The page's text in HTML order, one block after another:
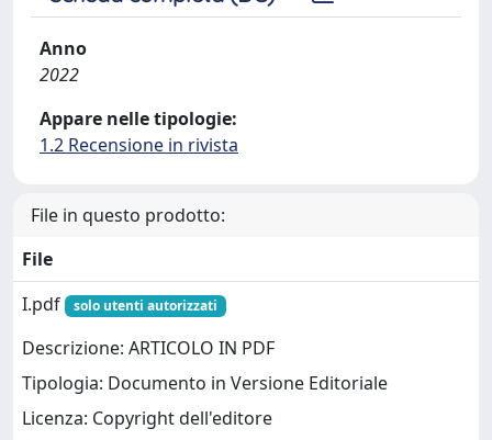
Anno
2022
Appare nelle tipologie:
1.2 Recensione in rivista
File in questo prodotto:
File
I.pdf
solo utenti autorizzati
Descrizione: ARTICOLO IN PDF
Tipologia: Documento in Versione Editoriale
Licenza: Copyright dell'editore